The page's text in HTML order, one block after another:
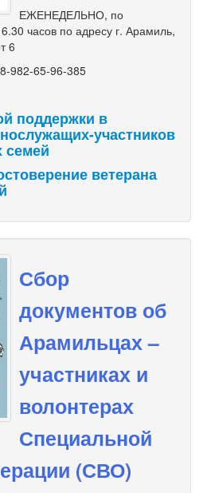
ЕЖЕНЕДЕЛЬНО, по
часов по адресу г. Арамиль,
6
982-65-96-385
поддержки в
участников
семей
ветерана
Сбор
документов об
Арамильцах –
участниках и
волонтерах
Специальной
(СВО)